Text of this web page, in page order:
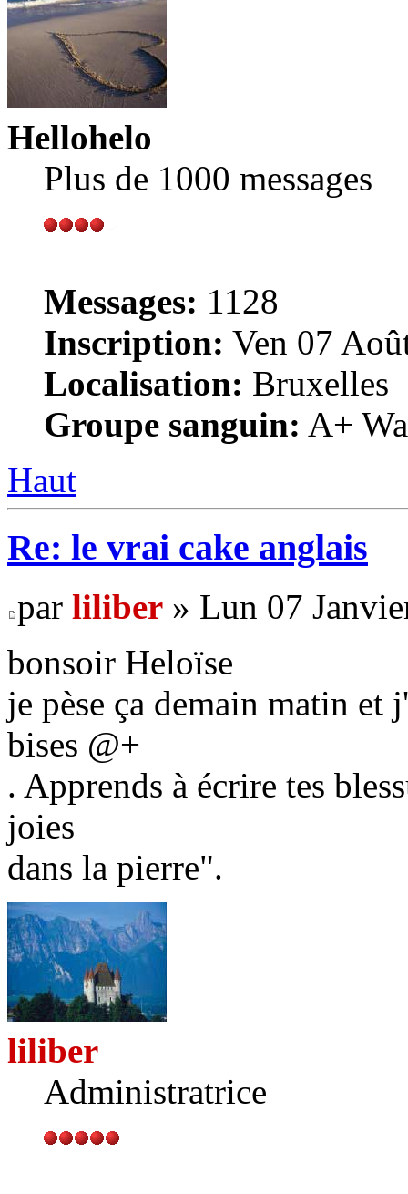
Hellohelo
Plus de 1000 messages
Messages: 1128
Inscription: Ven 07
Localisation: Bruxelles
Groupe sanguin: A+
Haut
Re: le vrai cake anglais
par liliber » Lun 07
bonsoir Heloïse
je pèse ça demain matin et
bises @+
. Apprends à écrire tes
joies
dans la pierre".
liliber
Administratrice